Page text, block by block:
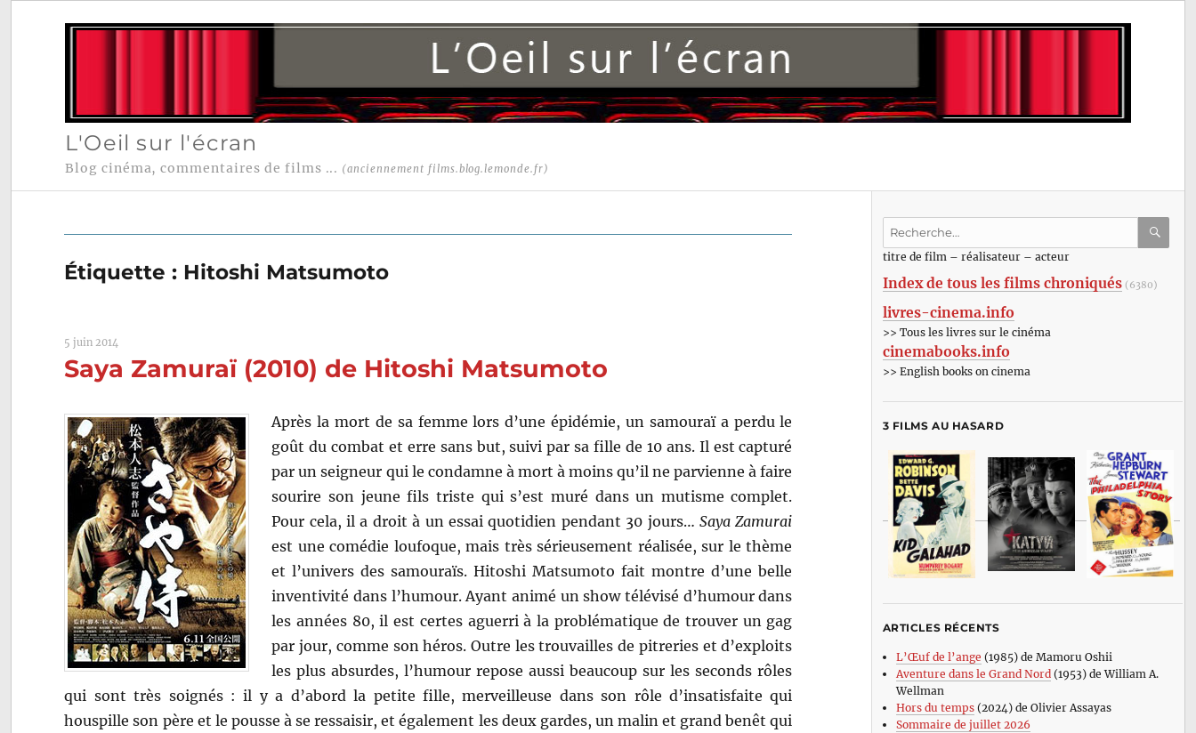
L'Oeil sur l'écran
Blog cinéma, commentaires de films ... (anciennement films.blog.lemonde.fr)
Étiquette : Hitoshi Matsumoto
5 juin 2014
Saya Zamuraï (2010) de Hitoshi Matsumoto
Après la mort de sa femme lors d’une épidémie, un samouraï a perdu le
goût du combat et erre sans but, suivi par sa fille de 10 ans. Il est capturé
par un seigneur qui le condamne à mort à moins qu’il ne parvienne à faire
sourire son jeune fils triste qui s’est muré dans un mutisme complet.
Pour cela, il a droit à un essai quotidien pendant 30 jours…Saya Zamurai
est une comédie loufoque, mais très sérieusement réalisée, sur le thème
et l’univers des samouraïs. Hitoshi Matsumoto fait montre d’une belle
inventivité dans l’humour. Ayant animé un show télévisé d’humour dans
les années 80, il est certes aguerri à la problématique de trouver un gag
par jour, comme son héros. Outre les trouvailles de pitreries et d’exploits
les plus absurdes, l’humour repose aussi beaucoup sur les seconds rôles
qui sont très soignés : il y a d’abord la petite fille, merveilleuse dans son rôle d’insatisfaite qui
houspille son père et le pousse à se ressaisir, et également les deux gardes, un malin et grand benêt qui
Recherche
:titre de film – réalisateur – acteur
Index de tous les films chroniqués (6380)
livres-cinema.info
>> Tous les livres sur le cinéma
cinemabooks.info
>> English books on cinema
3 FILMS AU HASARD
ARTICLES RÉCENTS
L’Œuf de l’ange (1985) de Mamoru Oshii
Aventure dans le Grand Nord(1953) de William A.
Wellman
Hors du temps(2024) de Olivier Assayas
Sommaire de juillet 2026